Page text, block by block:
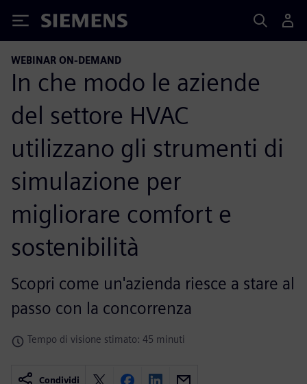
Siemens
WEBINAR ON-DEMAND
In che modo le aziende
del settore HVAC
utilizzano gli strumenti di
simulazione per
migliorare comfort e
sostenibilità
Scopri come un'azienda riesce a stare al
passo con la concorrenza
Tempo di visione stimato: 45 minuti
Condividi